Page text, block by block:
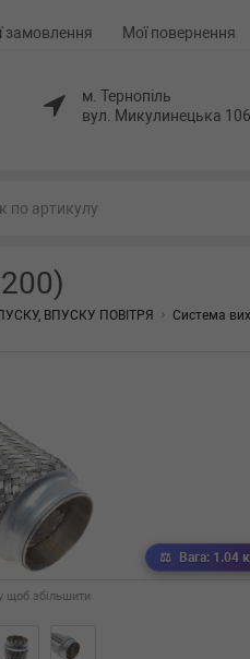
замовлення Мої повернення
м. Тернопіль
вул. Микулинецька
ВПУСКУ ПОВІТРЯ Система
Вага: 1.04
щоб збільшити